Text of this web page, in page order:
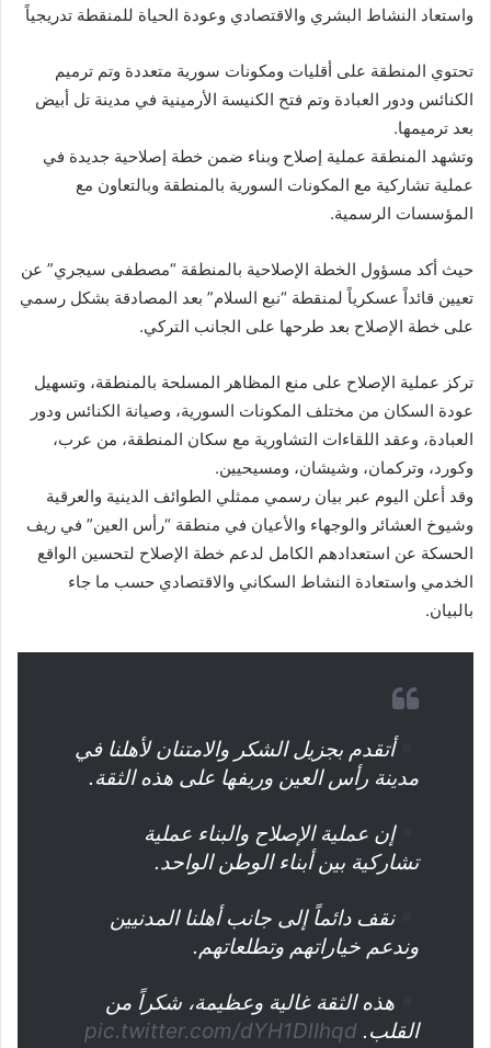
واستعاد النشاط البشري والاقتصادي وعودة الحياة للمنقطة تدريجياً
تحتوي المنطقة على أقليات ومكونات سورية متعددة وتم ترميم
الكنائس ودور العبادة وتم فتح الكنيسة الأرمينية في مدينة تل أبيض
بعد ترميمها.
وتشهد المنطقة عملية إصلاح وبناء ضمن خطة إصلاحية جديدة في
عملية تشاركية مع المكونات السورية بالمنطقة وبالتعاون مع
المؤسسات الرسمية.
حيث أكد مسؤول الخطة الإصلاحية بالمنطقة “مصطفى سيجري” عن
تعيين قائداً عسكرياً لمنقطة “نبع السلام” بعد المصادقة بشكل رسمي
على خطة الإصلاح بعد طرحها على الجانب التركي.
تركز عملية الإصلاح على منع المظاهر المسلحة بالمنطقة، وتسهيل
عودة السكان من مختلف المكونات السورية، وصيانة الكنائس ودور
العبادة، وعقد اللقاءات التشاورية مع سكان المنطقة، من عرب،
وكورد، وتركمان، وشيشان، ومسيحيين.
وقد أعلن اليوم عبر بيان رسمي ممثلي الطوائف الدينية والعرقية
وشيوخ العشائر والوجهاء والأعيان في منطقة “رأس العين” في ريف
الحسكة عن استعدادهم الكامل لدعم خطة الإصلاح لتحسين الواقع
الخدمي واستعادة النشاط السكاني والاقتصادي حسب ما جاء
بالبيان.
أتقدم بجزيل الشكر والامتنان لأهلنا في
مدينة رأس العين وريفها على هذه الثقة.
إن عملية الإصلاح والبناء عملية
تشاركية بين أبناء الوطن الواحد.
نقف دائماً إلى جانب أهلنا المدنيين
وندعم خياراتهم وتطلعاتهم.
هذه الثقة غالية وعظيمة، شكراً من
القلب. pic.twitter.com/dYH1DlIhqd